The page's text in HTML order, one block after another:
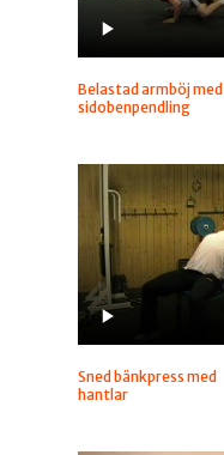
Belastad armböj med
sidobenpendling
Sned bänkpress med
hantlar